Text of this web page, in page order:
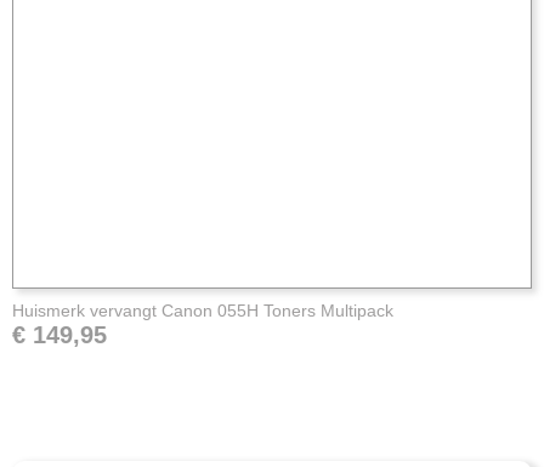
Huismerk vervangt Canon 055H Toners Multipack
€ 149,95